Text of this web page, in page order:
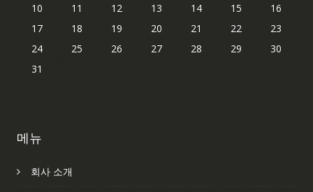
10
11 12 13 14 15
16
17
18 19 20 21 22
23
24
25 26 27 28 29
30
31
메뉴
회사 소개